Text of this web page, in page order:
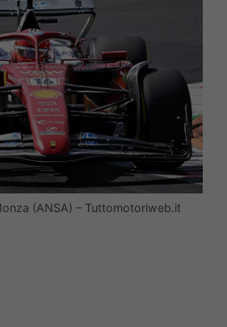
(ANSA) – Tuttomotoriweb.it